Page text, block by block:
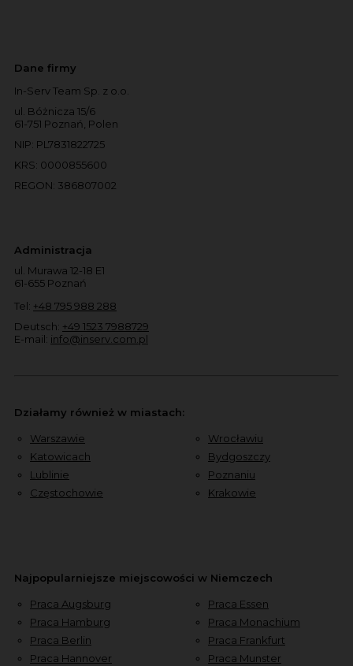
Dane firmy
In-Serv Team Sp. z o.o.
ul. Bóżnicza 15/6
61-751 Poznań, Polen
NIP: PL7831822725
KRS: 0000855600
REGON: 386807002
Administracja
ul. Murawa 12-18 E1
61-655 Poznań
Tel: +48 795 988 288
Deutsch: +49 1523 7988729
E-mail: info@inserv.com.pl
Działamy również w miastach:
Warszawie
Katowicach
Lublinie
Częstochowie
Wrocławiu
Bydgoszczy
Poznaniu
Krakowie
Najpopularniejsze miejscowości w Niemczech
Praca Augsburg
Praca Hamburg
Praca Berlin
Praca Hannover
Praca Essen
Praca Monachium
Praca Frankfurt
Praca Munster